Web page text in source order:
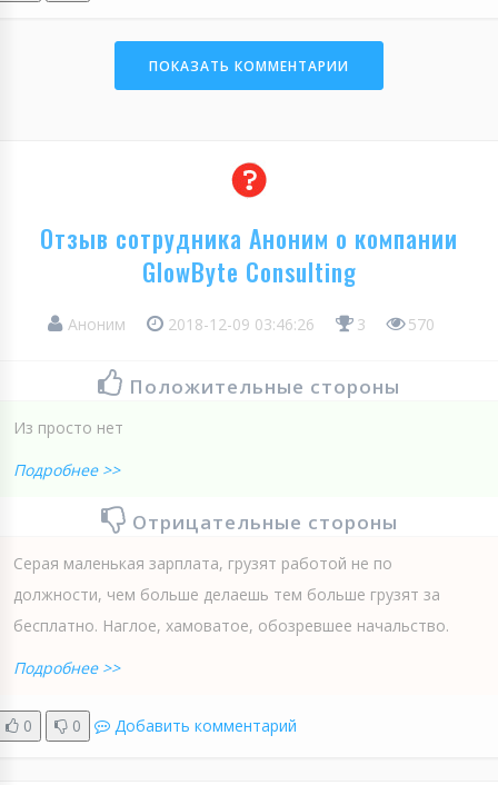
ПОКАЗАТЬ КОММЕНТАРИИ
Отзыв сотрудника Аноним о компании
GlowByte Consulting
Аноним 2018-12-09 03:46:26 3 570
Положительные стороны
Из просто нет
Подробнее >>
Отрицательные стороны
Серая маленькая зарплата, грузят работой не по
должности, чем больше делаешь тем больше грузят за
бесплатно. Наглое, хамоватое, обозревшее начальство.
Подробнее >>
0 0 Добавить комментарий